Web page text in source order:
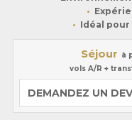
Idéal
Séjour à
vols A/R +
DEMANDEZ UN